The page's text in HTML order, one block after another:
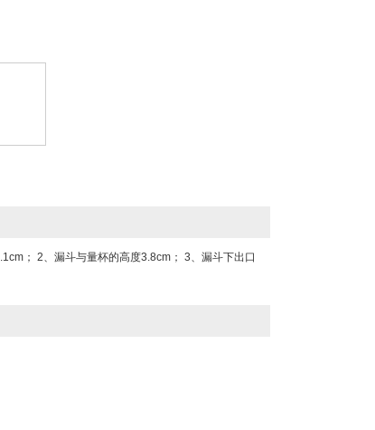
； 2、漏斗与量杯的高度3.8cm； 3、漏斗下出口